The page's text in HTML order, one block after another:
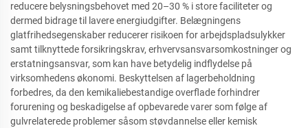
reducere belysningsbehovet med 20–30 % i store faciliteter og
dermed bidrage til lavere energiudgifter. Belægningens
glatfrihedsegenskaber reducerer risikoen for arbejdspladsulykker
samt tilknyttede forsikringskrav, erhvervsansvarsomkostninger og
erstatningsansvar, som kan have betydelig indflydelse på
virksomhedens økonomi. Beskyttelsen af lagerbeholdning
forbedres, da den kemikaliebestandige overflade forhindrer
forurening og beskadigelse af opbevarede varer som følge af
gulvrelaterede problemer såsom støvdannelse eller kemisk